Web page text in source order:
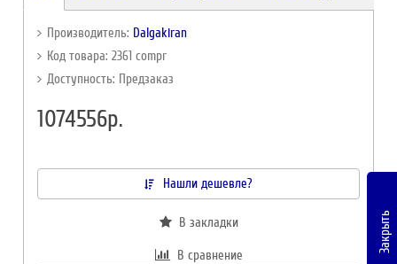
Производитель: Dalgakiran
Код товара: 2361 compr
Доступность: Предзаказ
1074556р.
Нашли дешевле?
В закладки
В сравнение
Закрыть